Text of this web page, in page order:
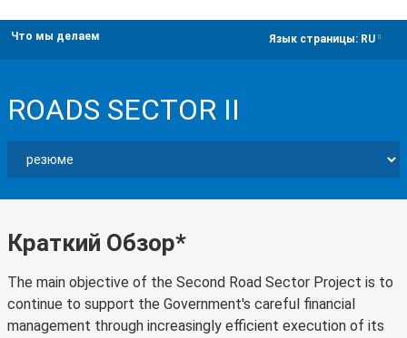
Что мы делаем Язык страницы: RU
ROADS SECTOR II
Краткий Обзор*
The main objective of the Second Road Sector Project is to
continue to support the Government's careful financial
management through increasingly efficient execution of its